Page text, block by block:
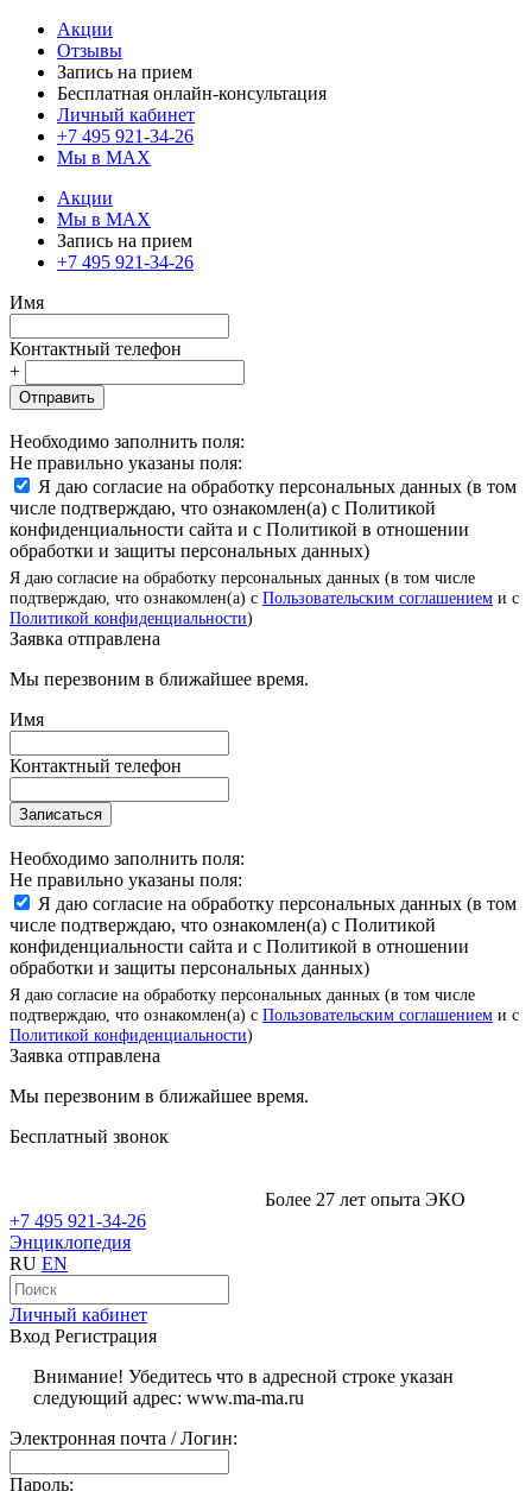
Акции
Отзывы
Запись на прием
Бесплатная онлайн-консультация
Личный кабинет
+7 495 921-34-26
Мы в MAX
Акции
Мы в MAX
Запись на прием
+7 495 921-34-26
Имя
Контактный телефон
+
Отправить
Необходимо заполнить поля:
Не правильно указаны поля:
Я даю согласие на обработку персональных данных (в том
числе подтверждаю, что ознакомлен(а) с Политикой
конфиденциальности сайта и с Политикой в отношении
обработки и защиты персональных данных)
Я даю согласие на обработку персональных данных (в том числе
подтверждаю, что ознакомлен(а) с Пользовательским соглашением и с
Политикой конфиденциальности)
Заявка отправлена
Мы перезвоним в ближайшее время.
Имя
Контактный телефон
Записаться
Необходимо заполнить поля:
Не правильно указаны поля:
Я даю согласие на обработку персональных данных (в том
числе подтверждаю, что ознакомлен(а) с Политикой
конфиденциальности сайта и с Политикой в отношении
обработки и защиты персональных данных)
Я даю согласие на обработку персональных данных (в том числе
подтверждаю, что ознакомлен(а) с Пользовательским соглашением и с
Политикой конфиденциальности)
Заявка отправлена
Мы перезвоним в ближайшее время.
Бесплатный звонок
Более 27 лет опыта ЭКО
+7 495 921-34-26
Энциклопедия
RU EN
Личный кабинет
Вход Регистрация
Внимание! Убедитесь что в адресной строке указан
следующий адрес: www.ma-ma.ru
Электронная почта / Логин:
Пароль: